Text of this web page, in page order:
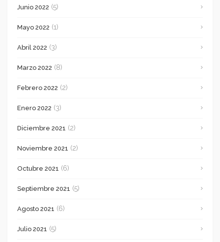
Junio 2022 (5)
Mayo 2022 (1)
Abril 2022 (3)
Marzo 2022 (8)
Febrero 2022 (2)
Enero 2022 (3)
Diciembre 2021 (2)
Noviembre 2021 (2)
Octubre 2021 (6)
Septiembre 2021 (5)
Agosto 2021 (6)
Julio 2021 (5)